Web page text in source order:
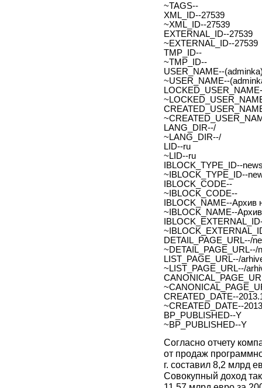
~TAGS--
XML_ID--27539
~XML_ID--27539
EXTERNAL_ID--27539
~EXTERNAL_ID--27539
TMP_ID--
~TMP_ID--
USER_NAME--
~USER_NAME--
LANG_DIR--/
~LANG_DIR--/
LID--ru
~LID--ru
IBLOCK_TYPE_ID--
~IBLOCK_TYPE_ID--
IBLOCK_CODE--
~IBLOCK_CODE--
IBLOCK_NAME--Архив
~IBLOCK_NAME--
DETAIL_PAGE_URL--/
~DETAIL_PAGE_URL--/
LIST_PAGE_URL--/
~LIST_PAGE_URL--/
CREATED_DATE--
~CREATED_DATE--
BP_PUBLISHED--Y
~BP_PUBLISHED--Y
Согласно отчету
от продаж
г. составил 8,2 млрд
Совокупный доход